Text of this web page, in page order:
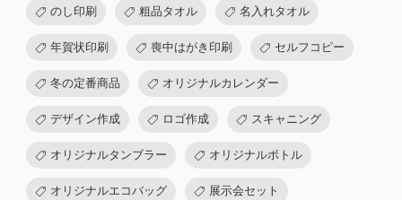
のし印刷 粗品タオル 名入れタオル
年賀状印刷 喪中はがき印刷 セルフコピー
冬の定番商品 オリジナルカレンダー
デザイン作成 ロゴ作成 スキャニング
オリジナルタンブラー オリジナルボトル
オリジナルエコバッグ 展示会セット